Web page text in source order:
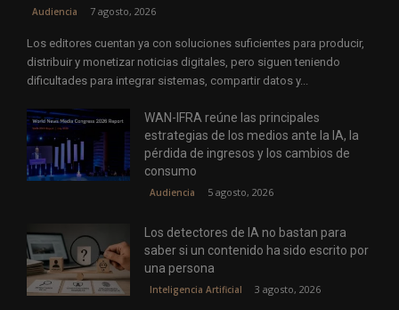
Audiencia 7 agosto, 2026
Los editores cuentan ya con soluciones suficientes para producir,
distribuir y monetizar noticias digitales, pero siguen teniendo
dificultades para integrar sistemas, compartir datos y...
WAN-IFRA reúne las principales
estrategias de los medios ante la IA, la
pérdida de ingresos y los cambios de
consumo
Audiencia 5 agosto, 2026
Los detectores de IA no bastan para
saber si un contenido ha sido escrito por
una persona
Inteligencia Artificial 3 agosto, 2026